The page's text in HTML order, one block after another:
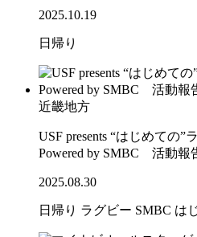
2025.10.19
日帰り
近畿地方
USF presents “はじめての”
Powered by SMBC 活動報
2025.08.30
日帰り ラグビー SMBC は